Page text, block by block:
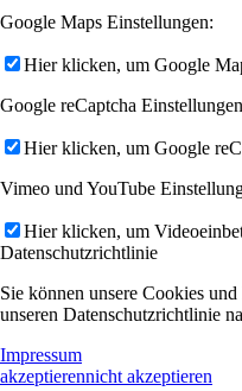
Google Maps Einstellungen:
Hier klicken, um Google
Google reCaptcha
Hier klicken, um Google
Vimeo und YouTube
Hier klicken, um
Datenschutzrichtlinie
Sie können unsere Cookies
unseren Datenschutzrichtlinie
Impressum
akzeptierennicht akzeptieren